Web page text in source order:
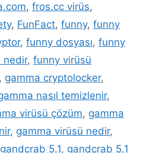
, fros.cc virüs,
, FunFact, funny, funny
, funny dosyası, funny
nedir, funny virüsü
, gamma cryptolocker,
nasıl temizlenir,
virüsü çözüm, gamma
, gamma virüsü nedir,
gandcrab 5.1, gandcrab 5.1